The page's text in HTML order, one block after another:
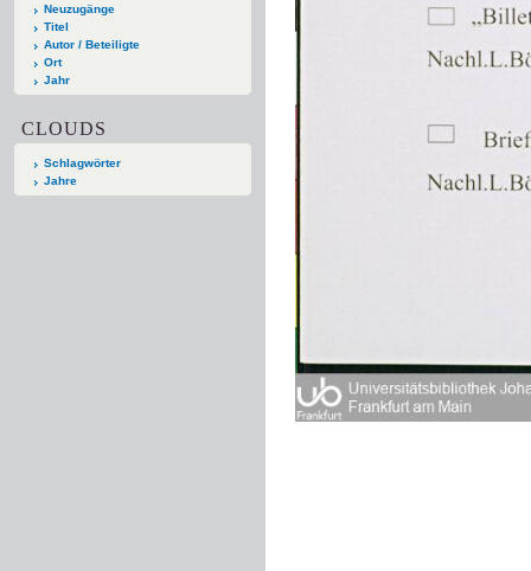
Neuzugänge
Titel
Autor / Beteiligte
Ort
Jahr
CLOUDS
Schlagwörter
Jahre